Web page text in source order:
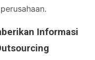
Informasi